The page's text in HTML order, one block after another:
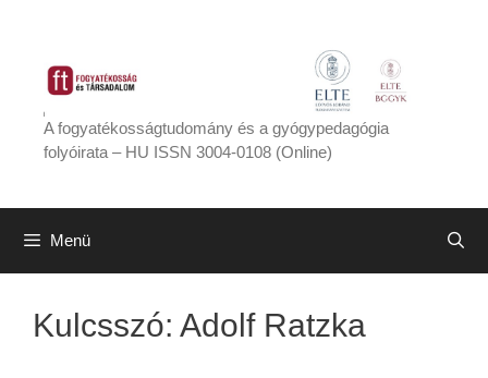
tartalomba
A fogyatékosságtudomány és a gyógypedagógia
folyóirata – HU ISSN 3004-0108 (Online)
Menü
Kulcsszó: Adolf Ratzka